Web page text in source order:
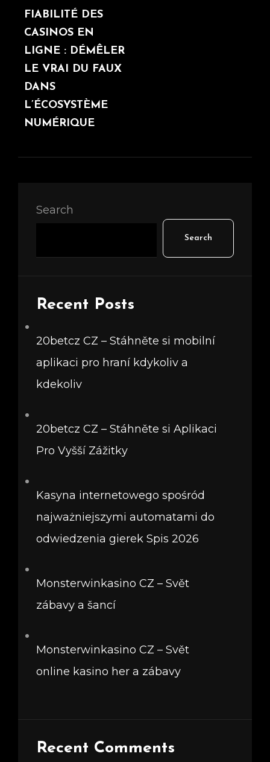
POST
FIABILITÉ DES
CASINOS EN
LIGNE : DÉMÊLER
LE VRAI DU FAUX
DANS
L’ÉCOSYSTÈME
NUMÉRIQUE
Search
Search
Recent Posts
20betcz CZ – Stáhněte si mobilní
aplikaci pro hraní kdykoliv a
kdekoliv
20betcz CZ – Stáhněte si Aplikaci
Pro Vyšší Zážitky
Kasyna internetowego spośród
najważniejszymi automatami do
odwiedzenia gierek Spis 2026
Monsterwinkasino CZ – Svět
zábavy a šancí
Monsterwinkasino CZ – Svět
online kasino her a zábavy
Recent Comments